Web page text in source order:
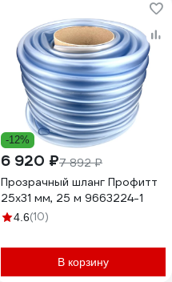
-12%
6 920 ₽7 892 ₽
Прозрачный шланг Профитт
25х31 мм, 25 м 9663224-1
4.6(10)
В корзину